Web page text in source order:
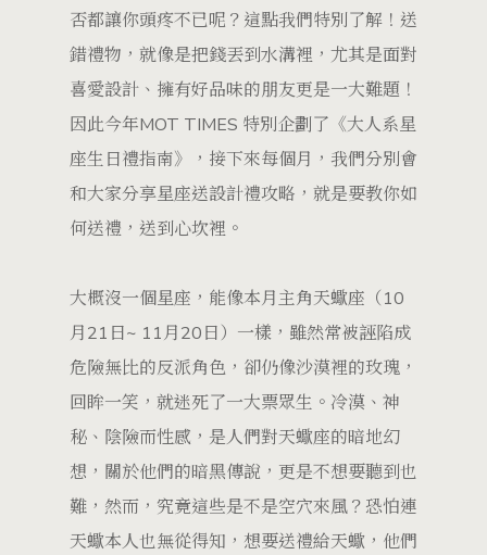
否都讓你頭疼不已呢？這點我們特別了解！送
錯禮物，就像是把錢丟到水溝裡，尤其是面對
喜愛設計、擁有好品味的朋友更是一大難題！
因此今年MOT TIMES 特別企劃了《大人系星
座生日禮指南》，接下來每個月，我們分別會
和大家分享星座送設計禮攻略，就是要教你如
何送禮，送到心坎裡。
大概沒一個星座，能像本月主角天蠍座（10
月21日~ 11月20日）一樣，雖然常被誣陷成
危險無比的反派角色，卻仍像沙漠裡的玫瑰，
回眸一笑，就迷死了一大票眾生。冷漠、神
秘、陰險而性感，是人們對天蠍座的暗地幻
想，關於他們的暗黑傳說，更是不想要聽到也
難，然而，究竟這些是不是空穴來風？恐怕連
天蠍本人也無從得知，想要送禮給天蠍，他們